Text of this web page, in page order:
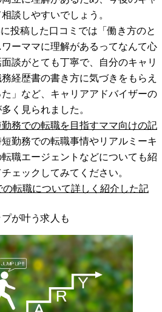
談しやすいでしょう。
投稿した口コミでは「働き方のと
ーママに理解があるってなんて心
談がとても丁寧で、自分のキャリ
経歴書の書き方に気づきをもらえ
」など、キャリアアドバイザーの
く見られました。
勤務での転職を目指すママ向けの記
勤務での転職事情やリアルミーキ
職エージェントなどについても紹
ェックしてみてください。
転職について詳しく紹介した記
が叶う求人も